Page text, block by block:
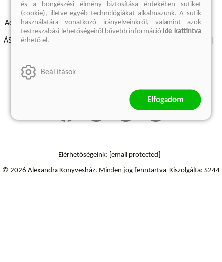
Adatvédelmi szabályzatok Elállási felmondási nyilatkozat
ÁSZF - Vásárlási feltételek
Elérhetőségeink: [email protected]
© 2026 Alexandra Könyvesház. Minden jog fenntartva. Kiszolgálta: S244
és a böngészési élmény biztosítása érdekében sütiket
(cookie), illetve egyéb technológiákat alkalmazunk. A sütik
használatára vonatkozó irányelveinkről, valamint azok
testreszabási lehetőségeiről bővebb információide kattintva
érhető el.
Beállítások
Elfogadom